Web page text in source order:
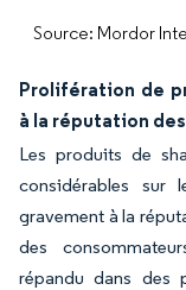
Source: Mordor
Prolifération de
à la réputation
Les produits de
considérables sur
gravement à la
des
répandu dans des